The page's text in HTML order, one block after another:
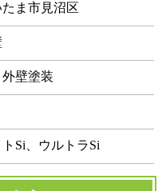
ま市見沼区
壁塗装
Si、ウルトラSi